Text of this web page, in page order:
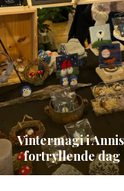
Vintermagi i
fortryllende dag